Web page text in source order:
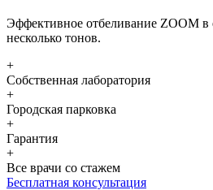
Эффективное отбеливание ZOOM в
несколько тонов.
+
Собственная лаборатория
+
Городская парковка
+
Гарантия
+
Все врачи со стажем
Бесплатная консультация